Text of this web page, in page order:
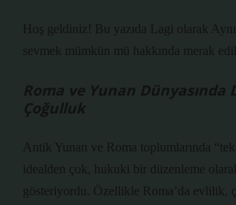
Hoş geldiniz! Bu yazıda Lagi olarak
sevmek mümkün mü hakkında merak
Roma ve Yunan Dünyasında
Çoğulluk
Antik Yunan ve Roma toplumlarında
idealden çok, hukuki bir düzenleme
gösteriyordu. Özellikle Roma’da evlilik,